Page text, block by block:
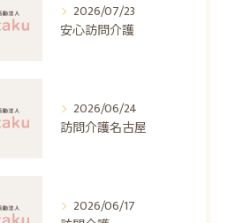
2026/07/23
安心訪問介護
2026/06/24
訪問介護名古屋
2026/06/17